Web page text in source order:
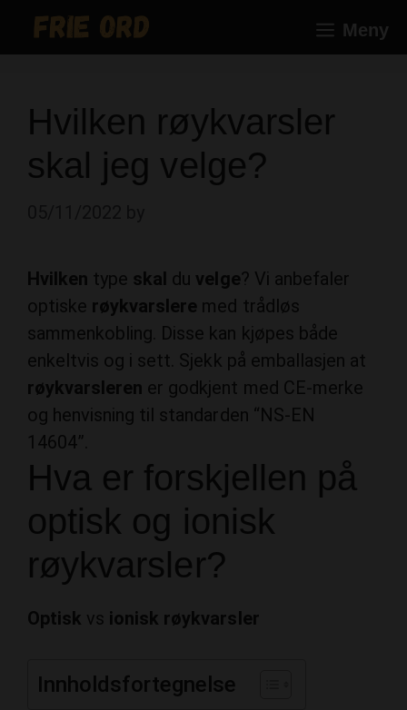
Meny
Hvilken røykvarsler
skal jeg velge?
Hvilken type skal du velge? Vi anbefaler
optiske røykvarslere med trådløs
sammenkobling. Disse kan kjøpes både
enkeltvis og i sett. Sjekk på emballasjen at
røykvarsleren er godkjent med CE-merke
og henvisning til standarden “NS-EN
14604”.
Hva er forskjellen på
optisk og ionisk
røykvarsler?
Optisk vs ionisk røykvarsler
Innholdsfortegnelse